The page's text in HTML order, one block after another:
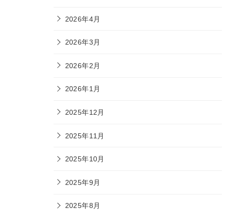
2026年4月
2026年3月
2026年2月
2026年1月
2025年12月
2025年11月
2025年10月
2025年9月
2025年8月